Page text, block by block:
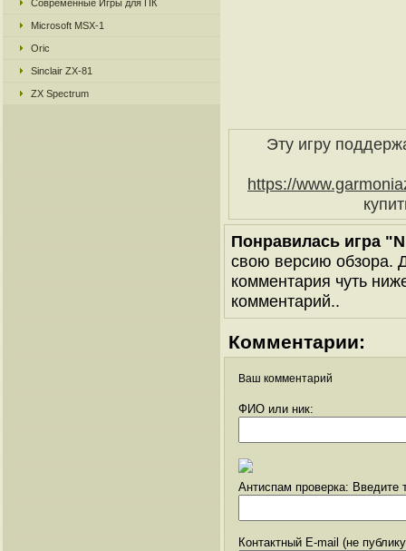
Современные Игры для ПК
Microsoft MSX-1
Oric
Sinclair ZX-81
ZX Spectrum
Эту игру
https://
Понравилась игра
свою версию обзора.
комментария чуть
комментарий..
Комментарии:
Ваш комментарий
ФИО или ник:
Антиспам проверка: Введите
Контактный E-mail (не